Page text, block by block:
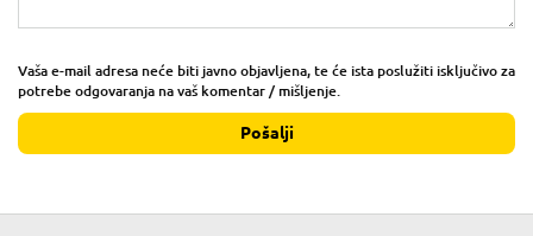
Vaša e-mail adresa neće biti javno objavljena, te će ista poslužiti isključivo za
potrebe odgovaranja na vaš komentar / mišljenje.
Pošalji